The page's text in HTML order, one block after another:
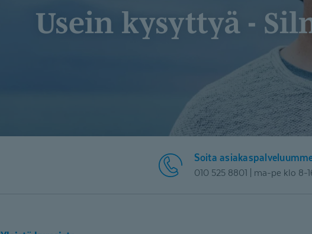
Usein kysyttyä -
Soita
010 525 8801 | ma-pe klo 8-